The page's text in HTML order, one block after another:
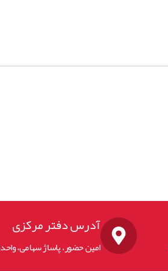
آدرس دفتر مرکزی
امین حضور، پاساژ سهامی، واحد38